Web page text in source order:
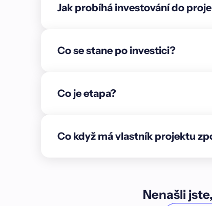
Jak probíhá investování do
Co se stane po investici?
Co je etapa?
Co když má vlastník projektu
Nenašli